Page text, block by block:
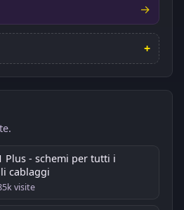
Plus - schemi per tutti i
cablaggi
visite